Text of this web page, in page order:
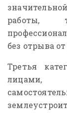
работы,
без отрыва
Третья
лицами,